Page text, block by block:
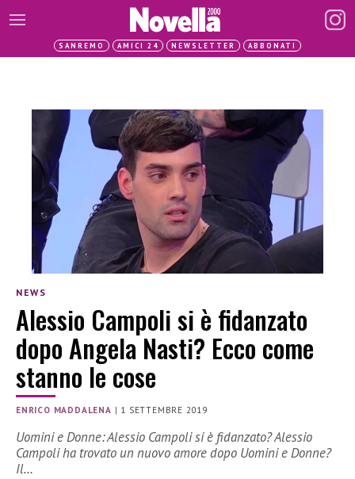
SANREMO AMICI 24 NEWSLETTER ABBONATI
NEWS
Alessio Campoli si è fidanzato
dopo Angela Nasti? Ecco come
stanno le cose
ENRICO MADDALENA | 1 SETTEMBRE 2019
Uomini e Donne: Alessio Campoli si è fidanzato? Alessio
Campoli ha trovato un nuovo amore dopo Uomini e Donne?
Il…